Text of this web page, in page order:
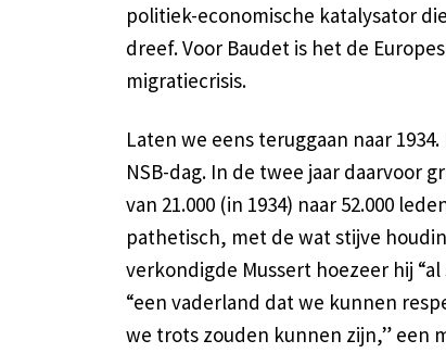
politiek-economische katalysator
dreef. Voor Baudet is het de
migratiecrisis.
Laten we eens teruggaan naar
NSB-dag. In de twee jaar daarvoor
van 21.000 (in 1934) naar 52.000
pathetisch, met de wat stijve
verkondigde Mussert hoezeer hij
“een vaderland dat we kunnen
we trots zouden kunnen zijn,” een